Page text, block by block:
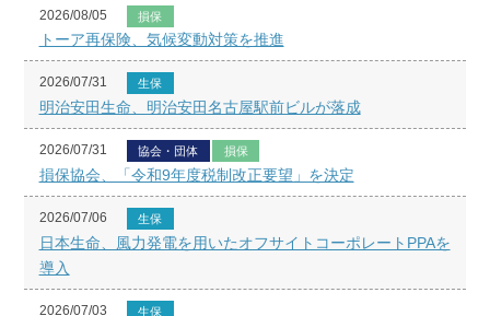
2026/08/05 損保
トーア再保険、気候変動対策を推進
2026/07/31 生保
明治安田生命、明治安田名古屋駅前ビルが落成
2026/07/31 協会・団体 損保
損保協会、「令和9年度税制改正要望」を決定
2026/07/06 生保
日本生命、風力発電を用いたオフサイトコーポレートPPAを
導入
2026/07/03 生保